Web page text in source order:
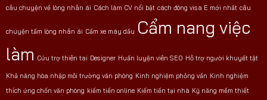
câu chuyện về lòng nhân ái Cách làm CV nổi bật cách đóng visa E mới nhất câu
chuyện tấm lòng nhân ái Cấm xe máy dầu Cẩm nang việc
làm Cứu trợ thiên tai Designer Huấn luyện viên SEO Hỗ trợ người khuyết tật
Khả năng hòa nhập môi trường văn phòng Kinh nghiệm phỏng vấn Kinh nghiệm
thích ứng chốn văn phòng kiếm tiền online Kiếm tiền tại nhà Kỹ năng mềm thiết